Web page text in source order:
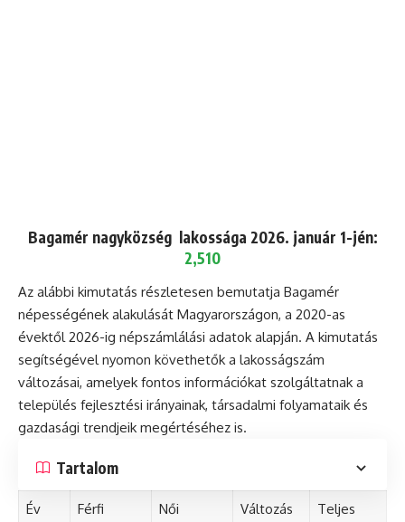
Bagamér nagyközség lakossága 2026. január 1-jén:
2,510
Az alábbi kimutatás részletesen bemutatja Bagamér
népességének alakulását Magyarországon, a 2020-as
évektől 2026-ig népszámlálási adatok alapján. A kimutatás
segítségével nyomon követhetők a lakosságszám
változásai, amelyek fontos információkat szolgáltatnak a
település fejlesztési irányainak, társadalmi folyamataik és
gazdasági trendjeik megértéséhez is.
Tartalom
Év
Férfi
Női
Változás
Teljes